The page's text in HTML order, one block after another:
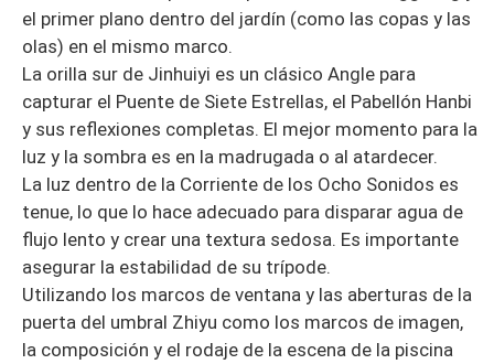
el primer plano dentro del jardín (como las copas y las
olas) en el mismo marco.
La orilla sur de Jinhuiyi es un clásico Angle para
capturar el Puente de Siete Estrellas, el Pabellón Hanbi
y sus reflexiones completas. El mejor momento para la
luz y la sombra es en la madrugada o al atardecer.
La luz dentro de la Corriente de los Ocho Sonidos es
tenue, lo que lo hace adecuado para disparar agua de
flujo lento y crear una textura sedosa. Es importante
asegurar la estabilidad de su trípode.
Utilizando los marcos de ventana y las aberturas de la
puerta del umbral Zhiyu como los marcos de imagen,
la composición y el rodaje de la escena de la piscina